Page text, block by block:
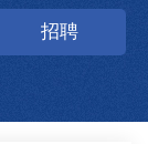
招聘